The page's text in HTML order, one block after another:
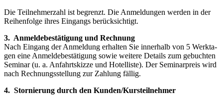
Die Teilnehmerzahl ist begrenzt. Die Anmeldungen werden in der
Rei­henfolge ihres Eingangs berücksichtigt.
3. Anmeldebestätigung und Rechnung
Nach Eingang der Anmeldung erhalten Sie innerhalb von 5 Werkta­
gen eine Anmeldebestätigung sowie weitere Details zum gebuchten
Seminar (u. a. Anfahrtskizze und Hotelliste). Der Seminarpreis wird
nach Rechnungsstellung zur Zahlung fällig.
4. Stornierung durch den Kunden/Kursteilnehmer